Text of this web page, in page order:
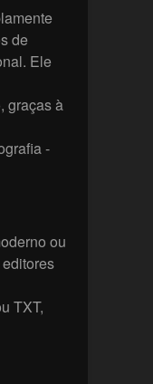
de
Ele
graças à
-
ou
TXT,